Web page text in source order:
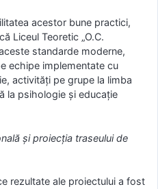
acestor bune practici,
Liceul Teoretic „O.C.
standarde moderne,
echipe implementate cu
activități pe grupe la limba
la psihologie și educație
și proiecția traseului de
rezultate ale proiectului a fost